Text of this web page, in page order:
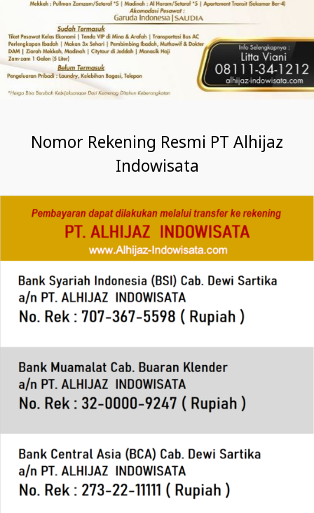
Nomor Rekening Resmi PT Alhijaz
Indowisata